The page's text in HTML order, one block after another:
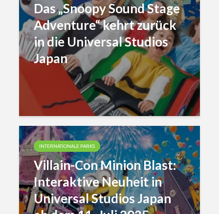
Das „Snoopy Sound Stage
Adventure“ kehrt zurück
in die Universal Studios
Japan
INTERNATIONALE PARKS
Villain-Con Minion Blast:
Interaktive Neuheit in
Universal Studios Japan